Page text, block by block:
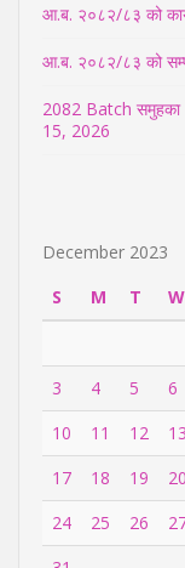
आ.ब. २०८२/८३ को
आ.ब. २०८२/८३ को
2082 Batch समुहका
15, 2026
December 2023
S
M T W
3
4 5 6
10
11 12 13
17
18 19 20
24
25 26